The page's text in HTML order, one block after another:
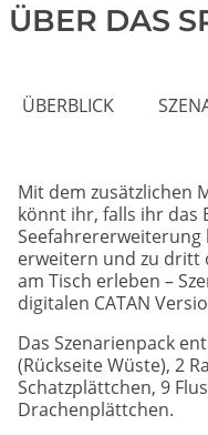
ÜBER DAS
ÜBERBLICK
Mit dem zusätzlichen
könnt ihr, falls ihr das
Seefahrererweiterung
erweitern und zu dritt
am Tisch erleben –
digitalen CATAN
Das Szenarienpack
(Rückseite Wüste), 2
Schatzplättchen, 9
Drachenplättchen.